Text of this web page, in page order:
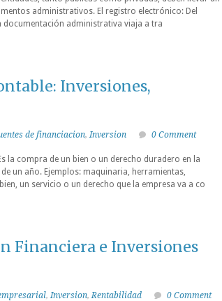
administrativos. El registro electrónico: Del
administrativa viaja a tra
Inversiones,
de financiacion,Inversion 0 Comment
la compra de un bien o un derecho duradero en la
un año. Ejemplos: maquinaria, herramientas,
un servicio o un derecho que la empresa va a co
Financiera e Inversiones
,Inversion,Rentabilidad 0 Comment